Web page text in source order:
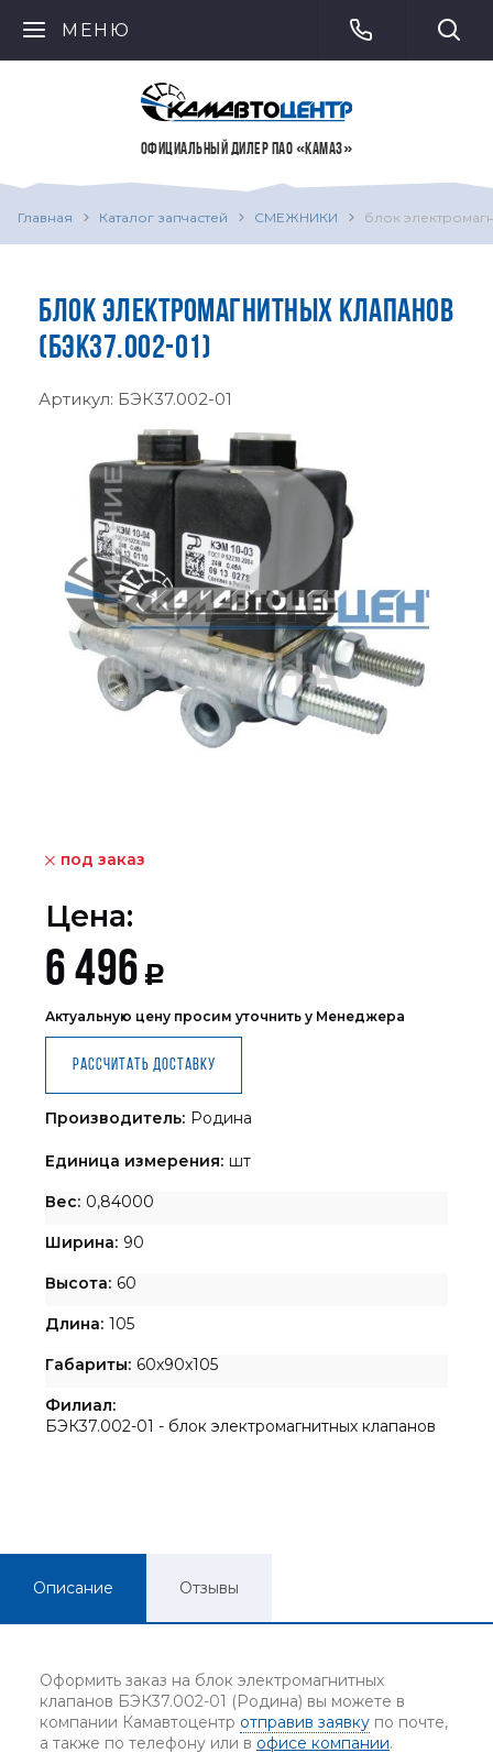
МЕНЮ
ОФИЦИАЛЬНЫЙ ДИЛЕР ПАО «КАМАЗ»
Главная Каталог запчастей СМЕЖНИКИ блок
БЛОК ЭЛЕКТРОМАГНИТНЫХ КЛАПАНОВ
(БЭК37.002-01)
Артикул: БЭК37.002-01
под заказ
Цена:
6 496 Р
Актуальную цену просим уточнить у Менеджера
Рассчитать доставку
Производитель: Родина
Единица измерения: шт
Вес: 0,84000
Ширина: 90
Высота: 60
Длина: 105
Габариты: 60x90x105
Филиал:
БЭК37.002-01 - блок электромагнитных клапанов
Описание Отзывы
Оформить заказ на блок электромагнитных
клапанов БЭК37.002-01 (Родина) вы можете в
компании Камавтоцентр отправив заявку по почте,
а также по телефону или в офисе компании.